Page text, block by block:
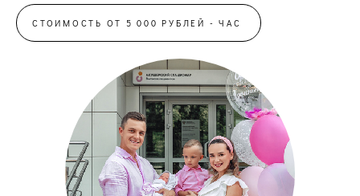
СТОИМОСТЬ ОТ 5 000 РУБЛЕЙ - ЧАС